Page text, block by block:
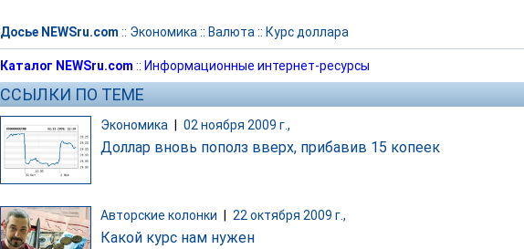
Досье NEWSru.com :: Экономика :: Валюта :: Курс доллара
Каталог NEWSru.com :: Информационные интернет-ресурсы
ССЫЛКИ ПО ТЕМЕ
Экономика 02 ноября 2009 г.,
Доллар вновь пополз вверх, прибавив 15 копеек
Авторские колонки 22 октября 2009 г.,
Какой курс нам нужен